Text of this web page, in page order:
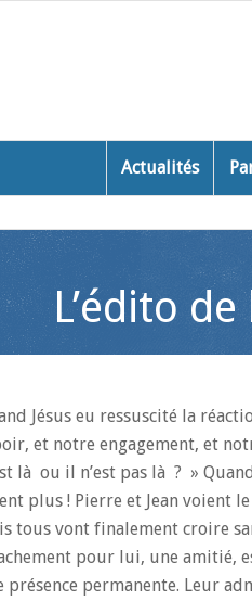
Actualités
L’édito
Jésus eu ressuscité la
et notre engagement, et
là ou il n’est pas là ? »
plus ! Pierre et Jean voient
tous vont finalement croire
pour lui, une amitié,
présence permanente. Leur